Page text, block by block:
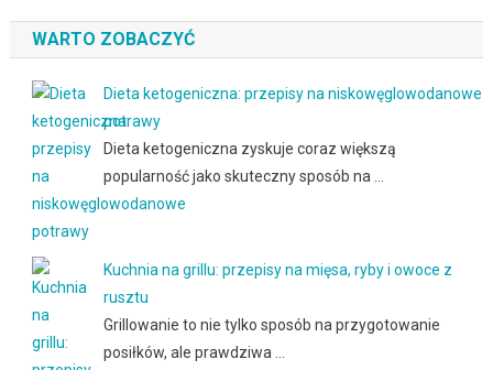
WARTO ZOBACZYĆ
Dieta ketogeniczna: przepisy na niskowęglowodanowe
potrawy
Dieta ketogeniczna zyskuje coraz większą
popularność jako skuteczny sposób na …
Kuchnia na grillu: przepisy na mięsa, ryby i owoce z
rusztu
Grillowanie to nie tylko sposób na przygotowanie
posiłków, ale prawdziwa …